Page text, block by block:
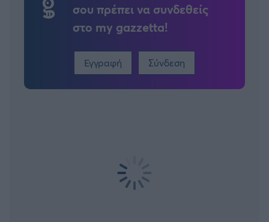
σου πρέπει να συνδεθείς
στο my gazzetta!
Εγγραφή Σύνδεση